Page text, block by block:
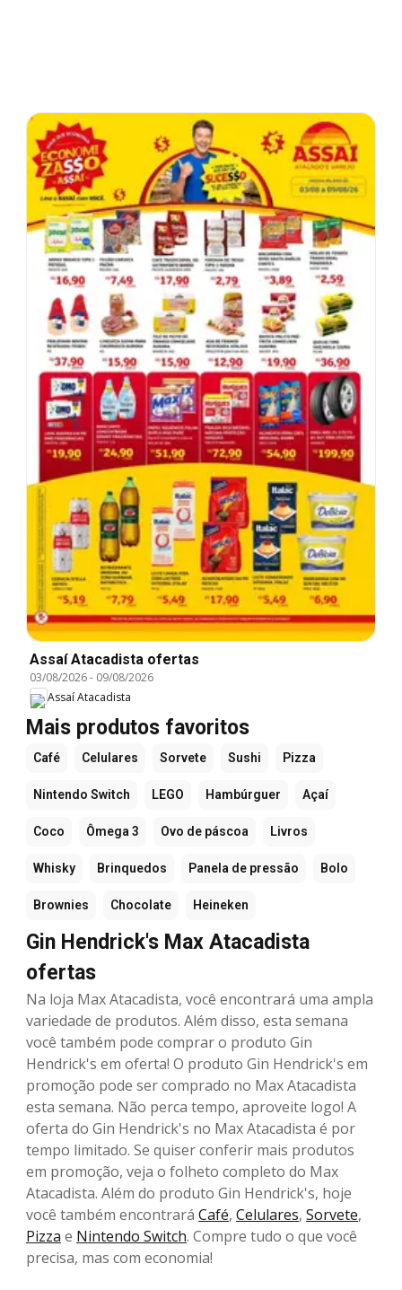
Assaí Atacadista ofertas
03/08/2026- 09/08/2026
Assaí Atacadista
Mais produtos favoritos
Café Celulares Sorvete Sushi Pizza
Nintendo Switch LEGO Hambúrguer Açaí
Coco Ômega 3 Ovo de páscoa Livros
Whisky Brinquedos Panela de pressão Bolo
Brownies Chocolate Heineken
Gin Hendrick's Max Atacadista
ofertas
Na loja Max Atacadista, você encontrará uma ampla
variedade de produtos. Além disso, esta semana
você também pode comprar o produto Gin
Hendrick's em oferta! O produto Gin Hendrick's em
promoção pode ser comprado no Max Atacadista
esta semana. Não perca tempo, aproveite logo! A
oferta do Gin Hendrick's no Max Atacadista é por
tempo limitado. Se quiser conferir mais produtos
em promoção, veja o folheto completo do Max
Atacadista. Além do produto Gin Hendrick's, hoje
você também encontrará Café, Celulares, Sorvete,
Pizza e Nintendo Switch. Compre tudo o que você
precisa, mas com economia!